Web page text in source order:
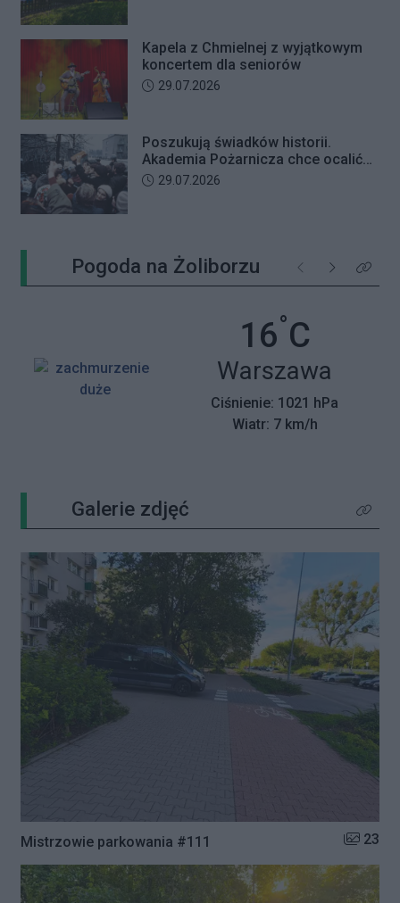
Kapela z Chmielnej z wyjątkowym
koncertem dla seniorów
Data dodania artykułu:
29.07.2026
Poszukują świadków historii.
Akademia Pożarnicza chce ocalić
wspomnienia z pamiętnego strajku
Data dodania artykułu:
29.07.2026
Pogoda na Żoliborzu Poprzednie
NastępneKliknij
16°C
Miasto:
Warszawa
Ciśnienie: 1021 hPa
Wiatr: 7 km/h
Galerie zdjęć Kliknij
Mistrzowie parkowania #111 Liczba
23